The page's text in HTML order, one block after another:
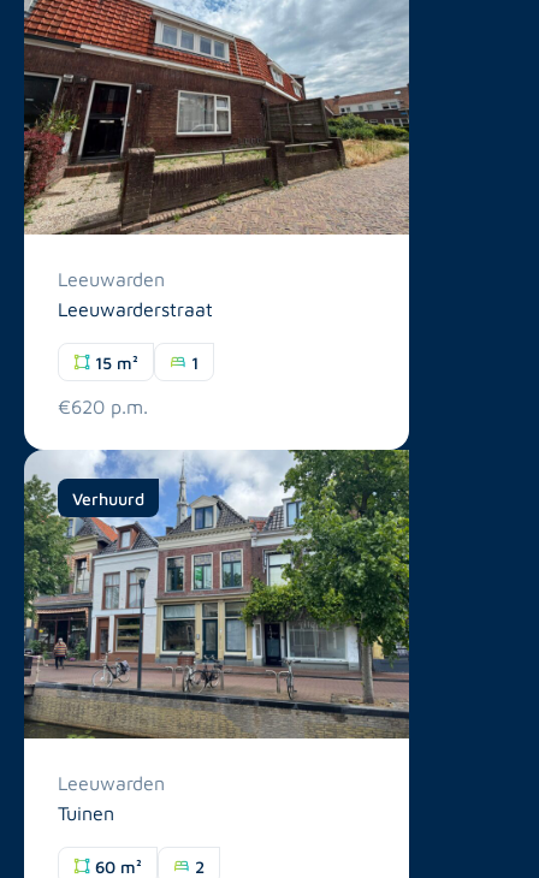
Leeuwarden
Leeuwarderstraat
15 m² 1
€620 p.m.
Verhuurd
Leeuwarden
Tuinen
60 m² 2